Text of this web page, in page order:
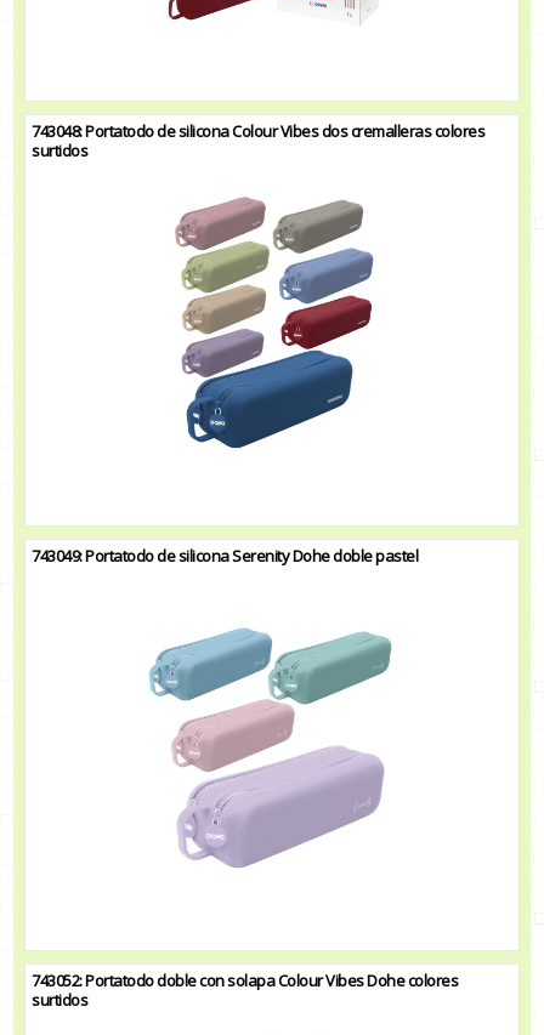
743048: Portatodo de silicona Colour Vibes dos cremalleras colores
surtidos
743049: Portatodo de silicona Serenity Dohe doble pastel
743052: Portatodo doble con solapa Colour Vibes Dohe colores
surtidos